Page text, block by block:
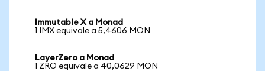
Immutable X a Monad
1 IMX equivale a 5,4606 MON
LayerZero a Monad
1 ZRO equivale a 40,0629 MON